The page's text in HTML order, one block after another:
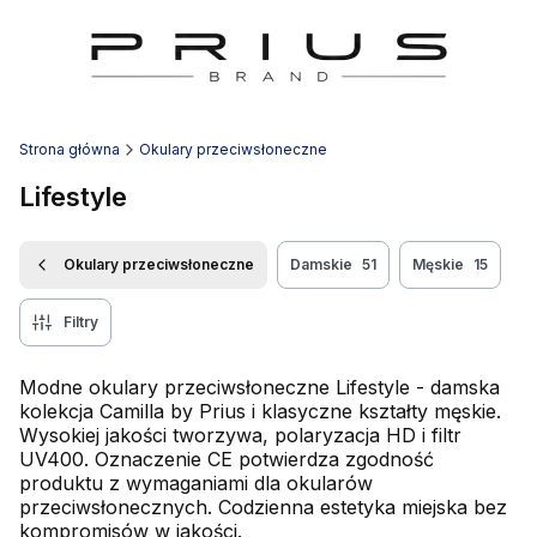
Strona główna Okulary przeciwsłoneczne
Lifestyle
Okulary przeciwsłoneczne Damskie 51 Męskie 15
Filtry
Modne okulary przeciwsłoneczne Lifestyle - damska
kolekcja Camilla by Prius i klasyczne kształty męskie.
Wysokiej jakości tworzywa, polaryzacja HD i filtr
UV400. Oznaczenie CE potwierdza zgodność
produktu z wymaganiami dla okularów
przeciwsłonecznych. Codzienna estetyka miejska bez
kompromisów w jakości.